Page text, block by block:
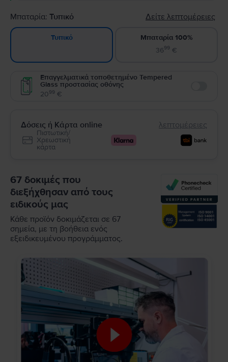
Μπαταρία: Τυπικό Δείτε λεπτομέρειες
Τυπικό
Μπαταρία 100%
3699 €
Επαγγελματικά τοποθετημένο Tempered
Glass προστασίας οθόνης
2099 €
Δόσεις ή Κάρτα online λεπτομέρειες
Πιστωτική/
Χρεωστική
κάρτα
67 δοκιμές που
διεξήχθησαν από τους
ειδικούς μας
Κάθε προϊόν δοκιμάζεται σε 67
σημεία, με τη βοήθεια ενός
εξειδικευμένου προγράμματος.